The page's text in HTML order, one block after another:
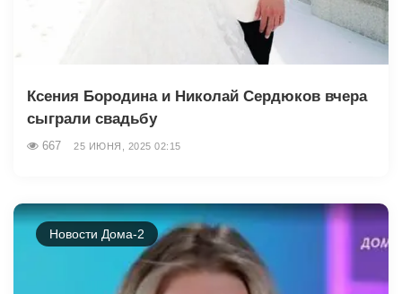
Ксения Бородина и Николай Сердюков вчера
сыграли свадьбу
667 25 ИЮНЯ, 2025 02:15
Новости Дома-2